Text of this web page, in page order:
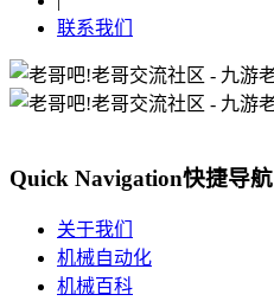
联系我们
Quick Navigation快捷导航
关于我们
机械自动化
机械百科